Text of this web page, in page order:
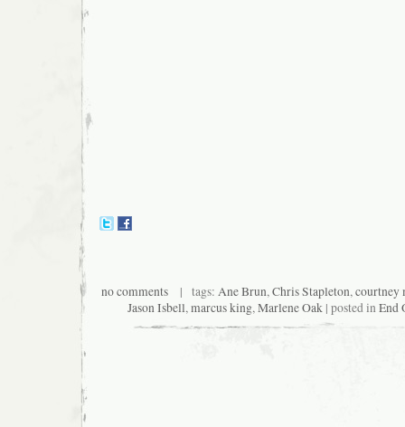
no comments| tags: Ane Brun,Chris Stapleton,courtney
Jason Isbell,marcus king,Marlene Oak| posted inEnd